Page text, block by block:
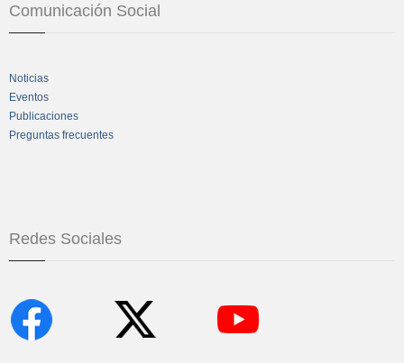
Comunicación Social
Noticias
Eventos
Publicaciones
Preguntas frecuentes
Redes Sociales